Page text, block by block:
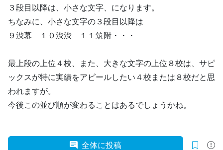
３段目以降は、小さな文字、になります。
ちなみに、小さな文字の３段目以降は
９渋幕 １０渋渋 １１筑附・・・
最上段の上位４校、また、大きな文字の上位８校は、サピ
ックスが特に実績をアピールしたい４校または８校だと思
われますが。
今後この並び順が変わることはあるでしょうかね。
全体に投稿